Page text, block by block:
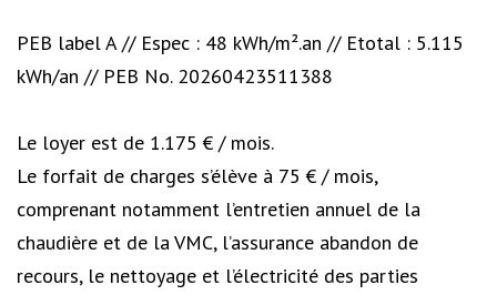
PEB label A // Espec : 48 kWh/m².an // Etotal : 5.115
kWh/an // PEB No. 20260423511388
Le loyer est de 1.175 € / mois.
Le forfait de charges s’élève à 75 € / mois,
comprenant notamment l’entretien annuel de la
chaudière et de la VMC, l’assurance abandon de
recours, le nettoyage et l’électricité des parties